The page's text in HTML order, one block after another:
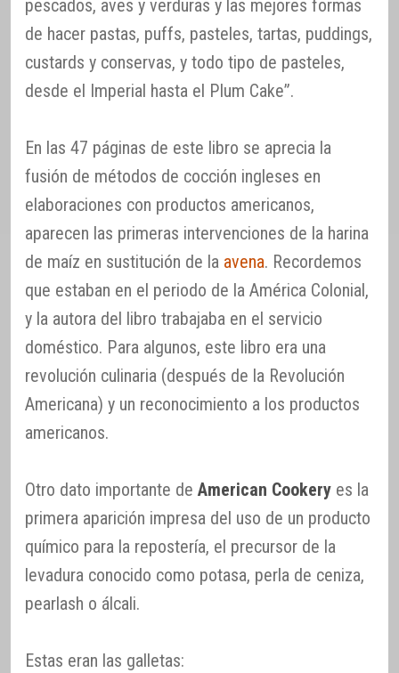
pescados, aves y verduras y las mejores formas
de hacer pastas, puffs, pasteles, tartas, puddings,
custards y conservas, y todo tipo de pasteles,
desde el Imperial hasta el Plum Cake”.
En las 47 páginas de este libro se aprecia la
fusión de métodos de cocción ingleses en
elaboraciones con productos americanos,
aparecen las primeras intervenciones de la harina
de maíz en sustitución de la avena. Recordemos
que estaban en el periodo de la América Colonial,
y la autora del libro trabajaba en el servicio
doméstico. Para algunos, este libro era una
revolución culinaria (después de la Revolución
Americana) y un reconocimiento a los productos
americanos.
Otro dato importante de American Cookery es la
primera aparición impresa del uso de un producto
químico para la repostería, el precursor de la
levadura conocido como potasa, perla de ceniza,
pearlash o álcali.
Estas eran las galletas: